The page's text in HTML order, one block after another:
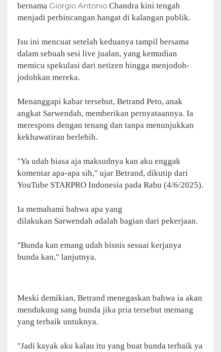
bernama Giorgio Antonio Chandra kini tengah
menjadi perbincangan hangat di kalangan publik.
Isu ini mencuat setelah keduanya tampil bersama
dalam sebuah sesi live jualan, yang kemudian
memicu spekulasi dari netizen hingga menjodoh-
jodohkan mereka.
Menanggapi kabar tersebut, Betrand Peto, anak
angkat Sarwendah, memberikan pernyataannya. Ia
merespons dengan tenang dan tanpa menunjukkan
kekhawatiran berlebih.
"Ya udah biasa aja maksudnya kan aku enggak
komentar apa-apa sih," ujar Betrand, dikutip dari
YouTube STARPRO Indonesia pada Rabu (4/6/2025).
Ia memahami bahwa apa yang
dilakukan Sarwendah adalah bagian dari pekerjaan.
"Bunda kan emang udah bisnis sesuai kerjanya
bunda kan," lanjutnya.
Meski demikian, Betrand menegaskan bahwa ia akan
mendukung sang bunda jika pria tersebut memang
yang terbaik untuknya.
"Jadi kayak aku kalau itu yang buat bunda terbaik ya